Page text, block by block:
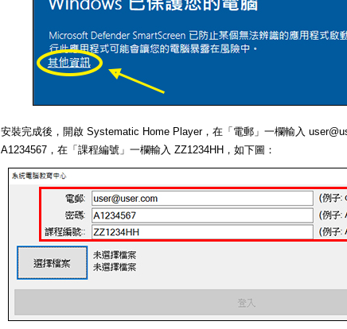
安裝完成後，開啟 Systematic Home Player，在「電郵」一欄輸入
A1234567，在「課程編號」一欄輸入 ZZ1234HH，如下圖：